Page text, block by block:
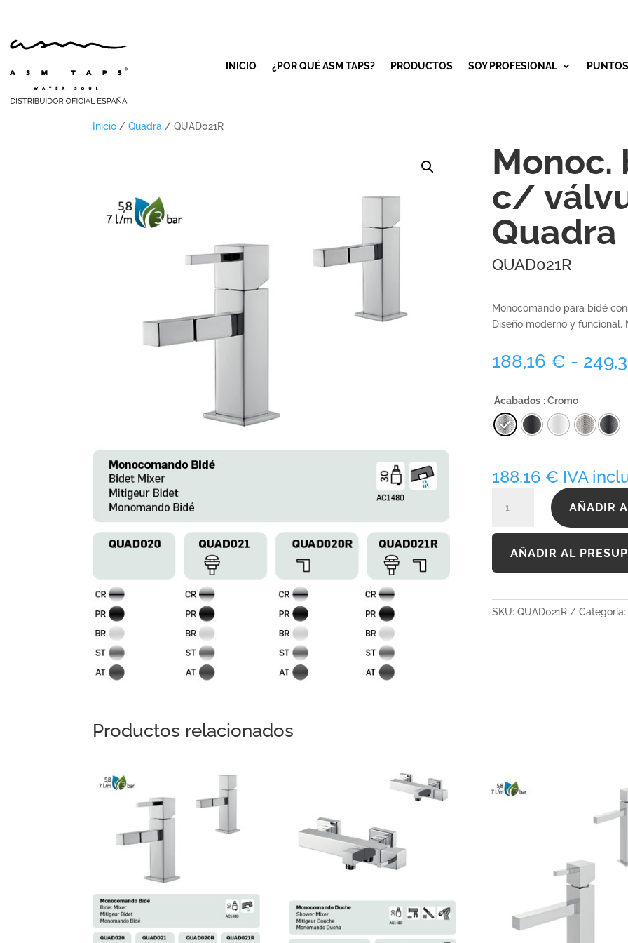
INICIO ¿POR QUÉ ASM TAPS? PRODUCTOS SOY PROFESIONAL
Inicio / Quadra / QUAD021R
c/
Quadra
QUAD021R
Monocomando para bidé
Diseño moderno y funcional.
188,16 € -
Acabados : Cromo
188,16 € IVA
cantidad
AÑADIR
AÑADIR AL
SKU: QUAD021R Categoría:
Productos relacionados